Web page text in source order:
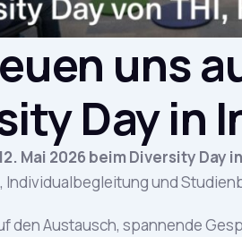
uns
Day in
Mai 2026 beim Diversity Day
und
den Austausch, spannende